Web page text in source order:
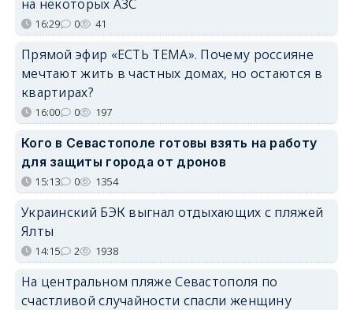
на некоторых АЗС
16:29 0 41
Прямой эфир «ЕСТЬ ТЕМА». Почему россияне
мечтают жить в частных домах, но остаются в
квартирах?
16:00 0 197
Кого в Севастополе готовы взять на работу
для защиты города от дронов
15:13 0 1354
Украинский БЭК выгнал отдыхающих с пляжей
Ялты
14:15 2 1938
На центральном пляже Севастополя по
счастливой случайности спасли женщину